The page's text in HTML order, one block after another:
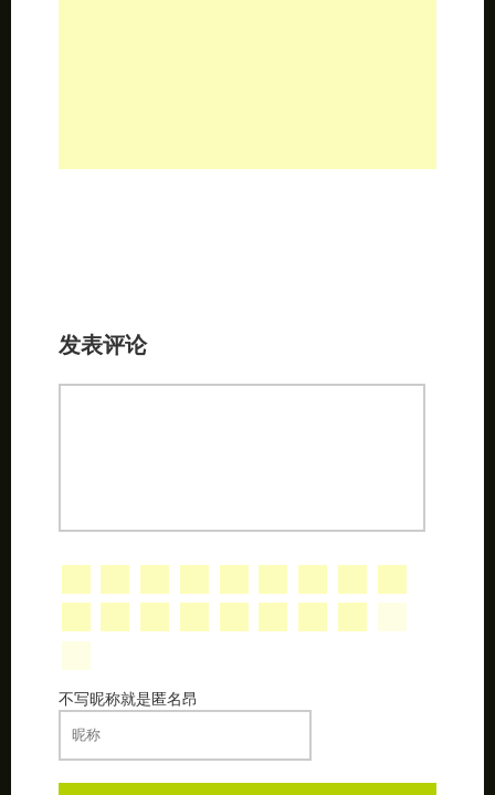
发表评论
不写昵称就是匿名昂